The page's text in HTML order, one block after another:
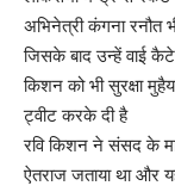
अभिनेत्री कंगना रनौत
जिसके बाद उन्हें वाई
किशन को भी सुरक्षा
ट्वीट करके दी है
रवि किशन ने संसद के
ऐतराज जताया था और